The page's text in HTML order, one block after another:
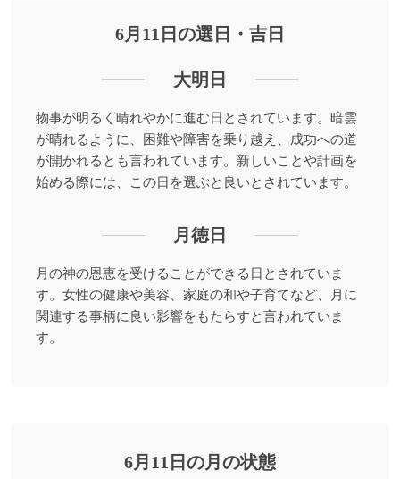
6月11日の選日・吉日
大明日
物事が明るく晴れやかに進む日とされています。暗雲
が晴れるように、困難や障害を乗り越え、成功への道
が開かれるとも言われています。新しいことや計画を
始める際には、この日を選ぶと良いとされています。
月徳日
月の神の恩恵を受けることができる日とされていま
す。女性の健康や美容、家庭の和や子育てなど、月に
関連する事柄に良い影響をもたらすと言われていま
す。
6月11日の月の状態